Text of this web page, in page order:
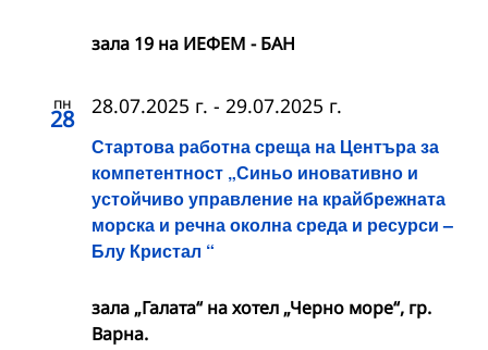
зала 19 на ИЕФЕМ - БАН
пн
28
Стартова работна среща на Центъра за
компетентност „Синьо иновативно и
устойчиво управление на крайбрежната
морска и речна околна среда и ресурси –
Блу Кристал “
28.07.2025 г. - 29.07.2025 г.
зала „Галата“ на хотел „Черно море“, гр.
Варна.